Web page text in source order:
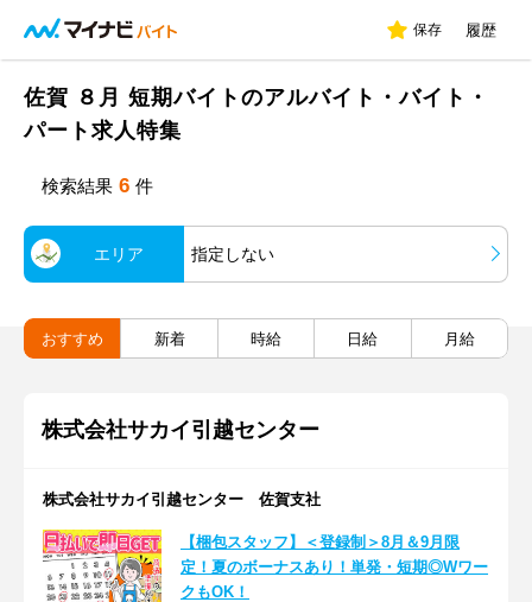
保存 履歴
佐賀 ８月 短期バイトのアルバイト・バイト・
パート求人特集
検索結果 6 件
エリア 指定しない
おすすめ 新着 時給 日給 月給
株式会社サカイ引越センター
株式会社サカイ引越センター 佐賀支社
【梱包スタッフ】＜登録制＞8月＆9月限
定！夏のボーナスあり！単発・短期◎Wワー
クもOK！